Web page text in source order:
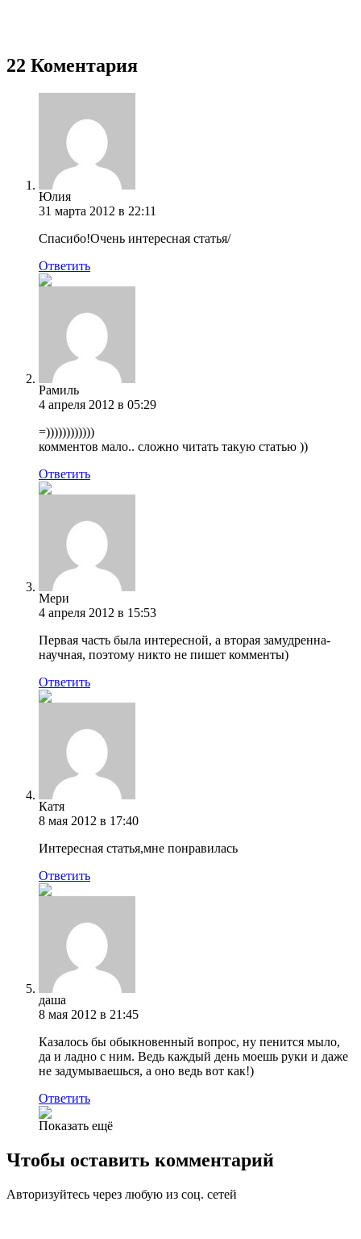
22 Коментария
Юлия
31 марта 2012 в 22:11
Спасибо!Очень интересная статья/
Ответить
Рамиль
4 апреля 2012 в 05:29
=))))))))))))
комментов мало.. сложно читать такую статью ))
Ответить
Мери
4 апреля 2012 в 15:53
Первая часть была интересной, а вторая замудренна-
научная, поэтому никто не пишет комменты)
Ответить
Катя
8 мая 2012 в 17:40
Интересная статья,мне понравилась
Ответить
даша
8 мая 2012 в 21:45
Казалось бы обыкновенный вопрос, ну пенится мыло,
да и ладно с ним. Ведь каждый день моешь руки и даже
не задумываешься, а оно ведь вот как!)
Ответить
Показать ещё
Чтобы оставить комментарий
Авторизуйтесь через любую из соц. сетей